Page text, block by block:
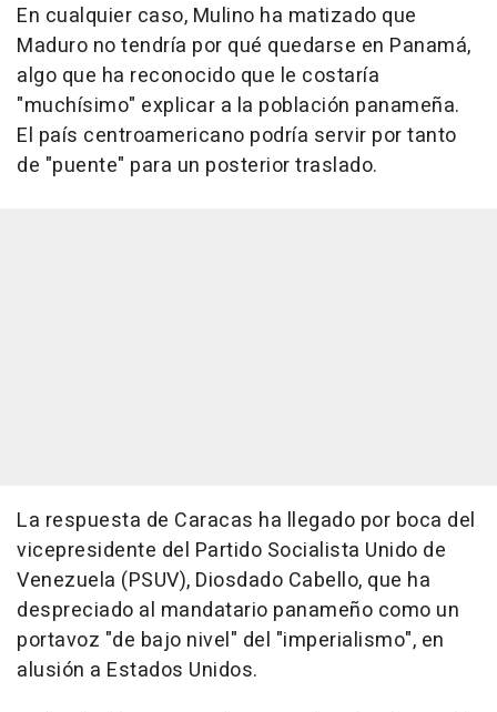
En cualquier caso, Mulino ha matizado que
Maduro no tendría por qué quedarse en Panamá,
algo que ha reconocido que le costaría
"muchísimo" explicar a la población panameña.
El país centroamericano podría servir por tanto
de "puente" para un posterior traslado.
La respuesta de Caracas ha llegado por boca del
vicepresidente del Partido Socialista Unido de
Venezuela (PSUV), Diosdado Cabello, que ha
despreciado al mandatario panameño como un
portavoz "de bajo nivel" del "imperialismo", en
alusión a Estados Unidos.